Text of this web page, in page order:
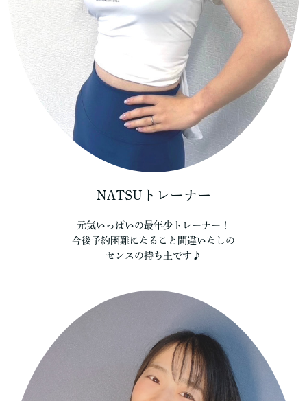
NATSUトレーナー
元気いっぱいの最年少トレーナー！
今後予約困難になること間違いなしの
センスの持ち主です♪